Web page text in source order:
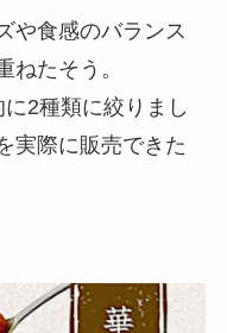
や食感のバランス
ねたそう。
に2種類に絞りまし
実際に販売できた